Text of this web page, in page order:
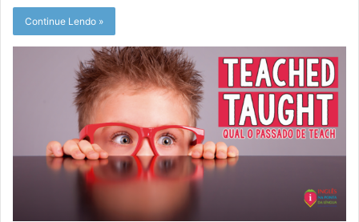
Continue Lendo »